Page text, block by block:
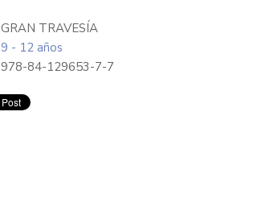
GRAN TRAVESÍA
9 - 12 años
978-84-129653-7-7